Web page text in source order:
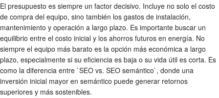
El presupuesto es siempre un factor decisivo. Incluye no solo el costo
de compra del equipo, sino también los gastos de instalación,
mantenimiento y operación a largo plazo. Es importante buscar un
equilibrio entre el costo inicial y los ahorros futuros en energía. No
siempre el equipo más barato es la opción más económica a largo
plazo, especialmente si su eficiencia es baja o su vida útil es corta. Es
como la diferencia entre `SEO vs. SEO semántico`, donde una
inversión inicial mayor en semántico puede generar retornos
superiores y más sostenibles.